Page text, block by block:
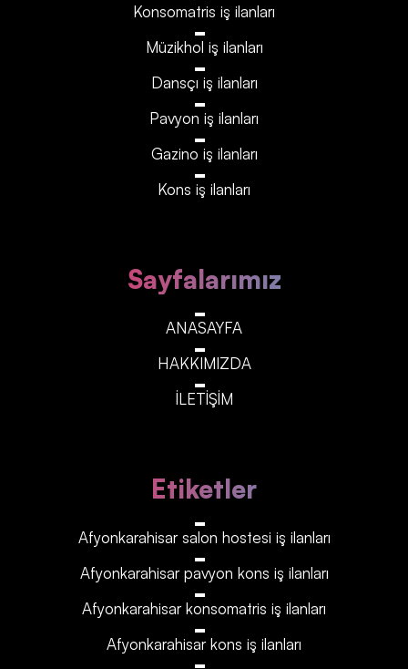
Konsomatris iş ilanları
Müzikhol iş ilanları
Dansçı iş ilanları
Pavyon iş ilanları
Gazino iş ilanları
Kons iş ilanları
Sayfalarımız
ANASAYFA
HAKKIMIZDA
İLETİŞİM
Etiketler
Afyonkarahisar‎‎‎‎ salon hostesi iş ilanları
Afyonkarahisar‎‎‎‎ pavyon kons iş ilanları
Afyonkarahisar‎‎‎‎ konsomatris iş ilanları
Afyonkarahisar‎‎‎‎ kons iş ilanları